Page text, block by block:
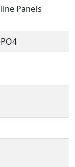
Panels